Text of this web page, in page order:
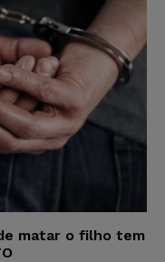
matar o filho tem